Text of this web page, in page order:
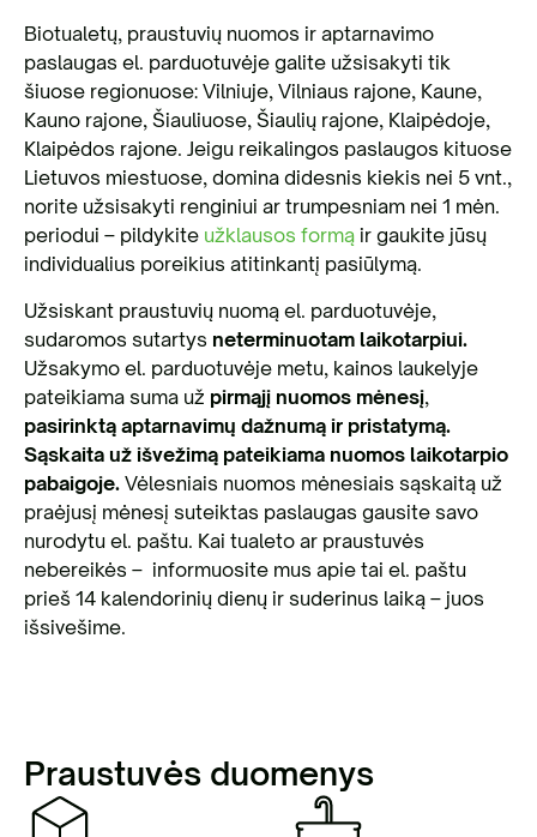
Biotualetų, praustuvių nuomos ir aptarnavimo
paslaugas el. parduotuvėje galite užsisakyti tik
šiuose regionuose: Vilniuje, Vilniaus rajone, Kaune,
Kauno rajone, Šiauliuose, Šiaulių rajone, Klaipėdoje,
Klaipėdos rajone. Jeigu reikalingos paslaugos kituose
Lietuvos miestuose, domina didesnis kiekis nei 5 vnt.,
norite užsisakyti renginiui ar trumpesniam nei 1 mėn.
periodui – pildykite užklausos formą ir gaukite jūsų
individualius poreikius atitinkantį pasiūlymą.
Užsiskant praustuvių nuomą el. parduotuvėje,
sudaromos sutartys neterminuotam laikotarpiui.
Užsakymo el. parduotuvėje metu, kainos laukelyje
pateikiama suma už pirmąjį nuomos mėnesį,
pasirinktą aptarnavimų dažnumą ir pristatymą.
Sąskaita už išvežimą pateikiama nuomos laikotarpio
pabaigoje. Vėlesniais nuomos mėnesiais sąskaitą už
praėjusį mėnesį suteiktas paslaugas gausite savo
nurodytu el. paštu. Kai tualeto ar praustuvės
nebereikės – informuosite mus apie tai el. paštu
prieš 14 kalendorinių dienų ir suderinus laiką – juos
išsivešime.
Praustuvės duomenys